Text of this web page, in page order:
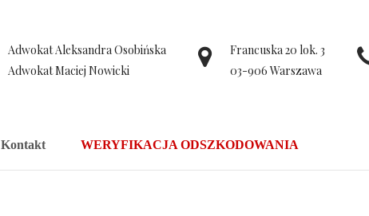
Adwokat Aleksandra Osobińska
Adwokat Maciej Nowicki
Francuska 20 lok. 3
03-906 Warszawa
Kontakt WERYFIKACJA ODSZKODOWANIA